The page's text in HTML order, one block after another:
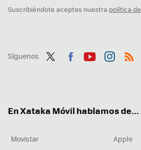
Suscribiéndote aceptas nuestra política
Síguenos
En Xataka Móvil hablamos de...
Movistar
Apple